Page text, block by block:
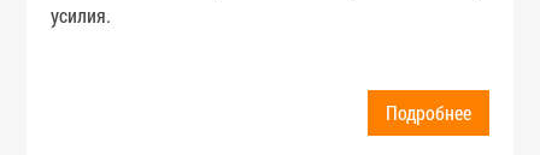
усилия.
Подробнее